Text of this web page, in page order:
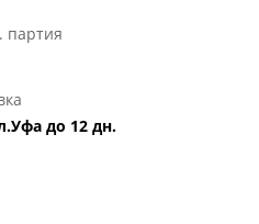
партия
до 12 дн.